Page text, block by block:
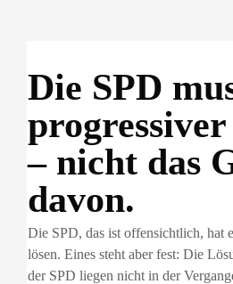
Die SPD
– nicht das
davon.
Die SPD, das ist offensichtlich, hat
lösen. Eines steht aber fest: Die
der SPD liegen nicht in der